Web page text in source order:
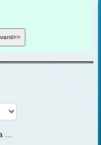
...